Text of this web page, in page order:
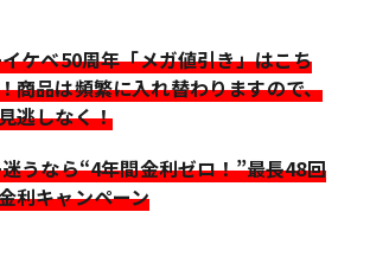
ケベ50周年「メガ値引き」はこち
商品は頻繁に入れ替わりますので、
逃しなく！
うなら“4年間金利ゼロ！”最長48回
利キャンペーン